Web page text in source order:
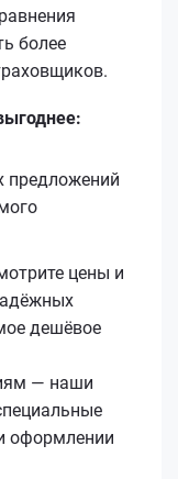
более
предложений
цены и
дешёвое
— наши
оформлении